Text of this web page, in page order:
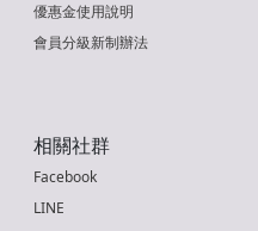
優惠金使用說明
會員分級新制辦法
相關社群
Facebook
LINE